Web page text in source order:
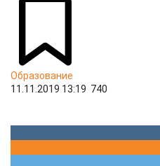
Образование
11.11.2019 13:19 740